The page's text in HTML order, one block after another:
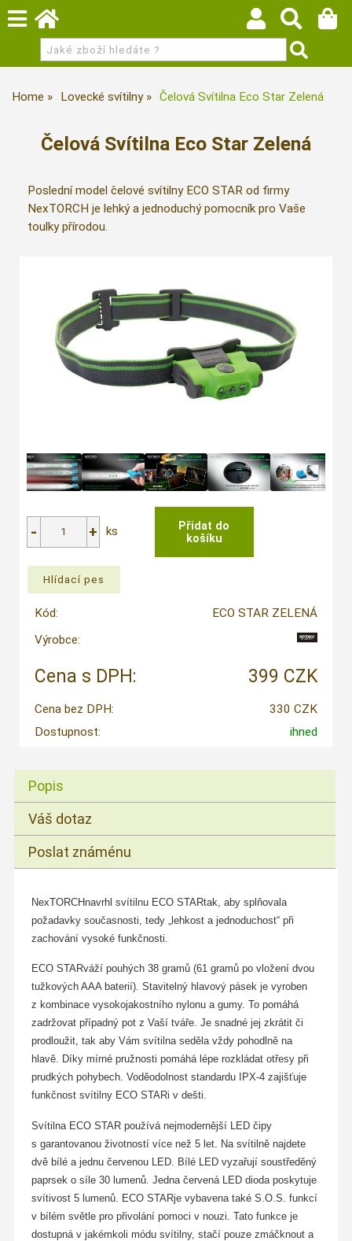
Home Lovecké svítilny Čelová Svítilna Eco Star Zelená
Čelová Svítilna Eco Star Zelená
Poslední model čelové svítilny ECO STAR od firmy
NexTORCH je lehký a jednoduchý pomocník pro Vaše
toulky přírodou.
ks
Kód:
ECO STAR ZELENÁ
Výrobce:
Cena s DPH: 399 CZK
Cena bez DPH:
330 CZK
Dostupnost:
ihned
Popis
Váš dotaz
Poslat známénu
NexTORCHnavrhl svítilnu ECO STARtak, aby splňovala
požadavky současnosti, tedy „lehkost a jednoduchost“ při
zachování vysoké funkčnosti.
ECO STARváží pouhých 38 gramů (61 gramů po vložení dvou
tužkových AAA baterií). Stavitelný hlavový pásek je vyroben
z kombinace vysokojakostního nylonu a gumy. To pomáhá
zadržovat případný pot z Vaší tváře. Je snadné jej zkrátit či
prodloužit, tak aby Vám svítilna seděla vždy pohodlně na
hlavě. Díky mírné pružnosti pomáhá lépe rozkládat otřesy při
prudkých pohybech. Voděodolnost standardu IPX-4 zajišťuje
funkčnost svítilny ECO STARi v dešti.
Svítilna ECO STAR používá nejmodernější LED čipy
s garantovanou životností více než 5 let. Na svítilně najdete
dvě bílé a jednu červenou LED. Bílé LED vyzařují soustředěný
paprsek o síle 30 lumenů. Jedna červená LED dioda poskytuje
svítivost 5 lumenů. ECO STARje vybavena také S.O.S. funkcí
v bílém světle pro přivolání pomoci v nouzi. Tato funkce je
dostupná v jakémkoli módu svítilny, stačí pouze zmáčknout a